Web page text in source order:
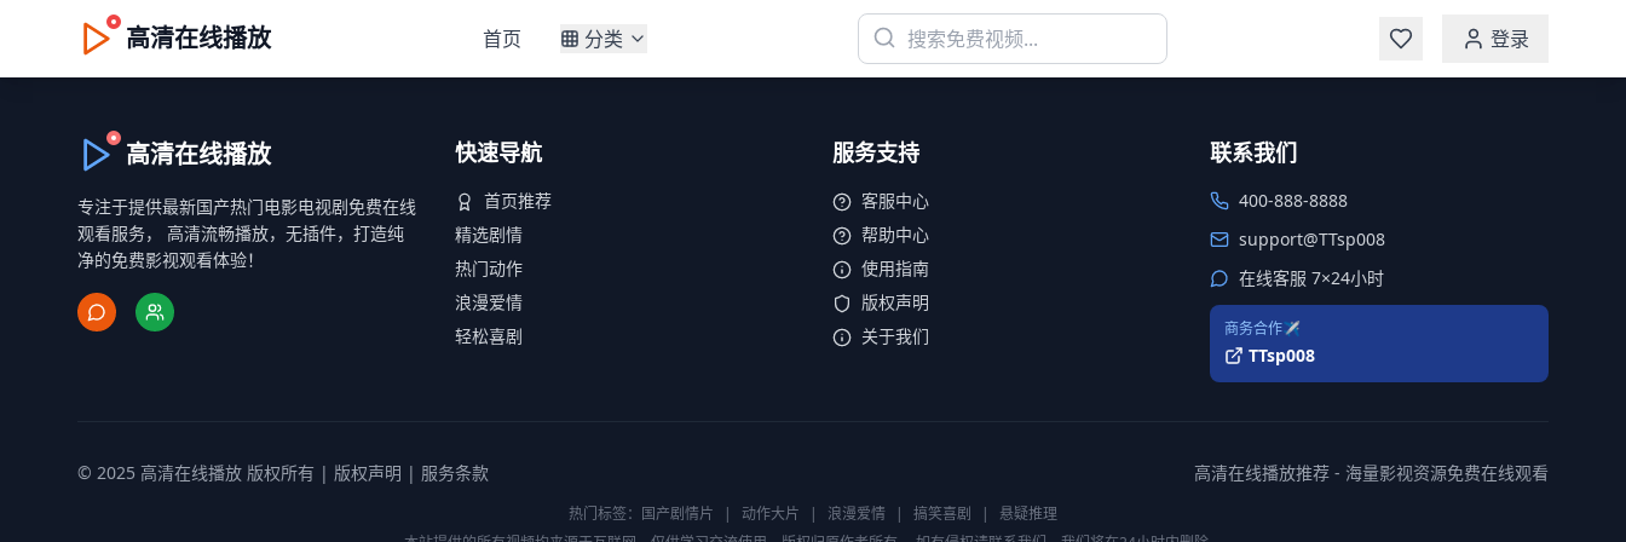
高清在线播放 首页 分类 登录
高清在线播放
专注于提供最新国产热门电影电视剧免费在线
观看服务， 高清流畅播放，无插件，打造纯
净的免费影视观看体验！
快速导航
首页推荐
精选剧情
热门动作
浪漫爱情
轻松喜剧
服务支持
客服中心
帮助中心
使用指南
版权声明
关于我们
联系我们
400-888-8888
support@TTsp008
在线客服 7×24小时
商务合作✈️
TTsp008
© 2025 高清在线播放 版权所有 | 版权声明 | 服务条款 高清在线播放推荐 - 海量影视资源免费在线观看
热门标签： 国产剧情片 | 动作大片 | 浪漫爱情 | 搞笑喜剧 |
悬疑推理